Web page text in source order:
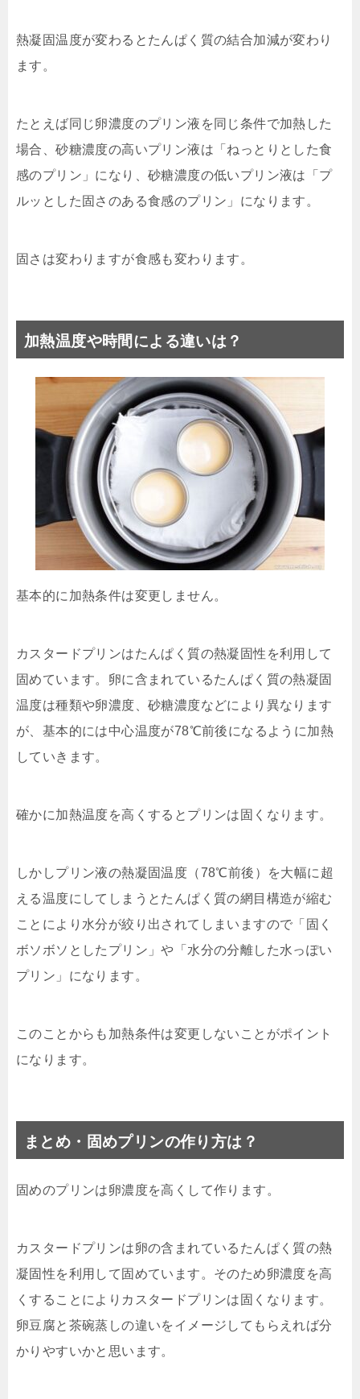
熱凝固温度が変わるとたんぱく質の結合加減が変わり
ます。
たとえば同じ卵濃度のプリン液を同じ条件で加熱した
場合、砂糖濃度の高いプリン液は「ねっとりとした食
感のプリン」になり、砂糖濃度の低いプリン液は「プ
ルッとした固さのある食感のプリン」になります。
固さは変わりますが食感も変わります。
加熱温度や時間による違いは？
基本的に加熱条件は変更しません。
カスタードプリンはたんぱく質の熱凝固性を利用して
固めています。卵に含まれているたんぱく質の熱凝固
温度は種類や卵濃度、砂糖濃度などにより異なります
が、基本的には中心温度が78℃前後になるように加熱
していきます。
確かに加熱温度を高くするとプリンは固くなります。
しかしプリン液の熱凝固温度（78℃前後）を大幅に超
える温度にしてしまうとたんぱく質の網目構造が縮む
ことにより水分が絞り出されてしまいますので「固く
ボソボソとしたプリン」や「水分の分離した水っぽい
プリン」になります。
このことからも加熱条件は変更しないことがポイント
になります。
まとめ・固めプリンの作り方は？
固めのプリンは卵濃度を高くして作ります。
カスタードプリンは卵の含まれているたんぱく質の熱
凝固性を利用して固めています。そのため卵濃度を高
くすることによりカスタードプリンは固くなります。
卵豆腐と茶碗蒸しの違いをイメージしてもらえれば分
かりやすいかと思います。